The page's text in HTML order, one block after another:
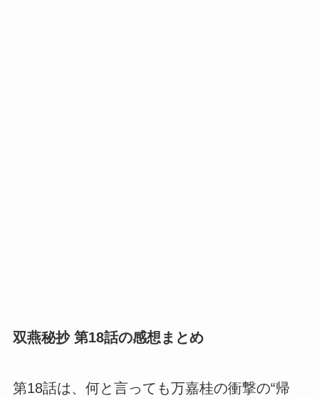
双燕秘抄 第18話の感想まとめ
第18話は、何と言っても万嘉桂の衝撃の“帰